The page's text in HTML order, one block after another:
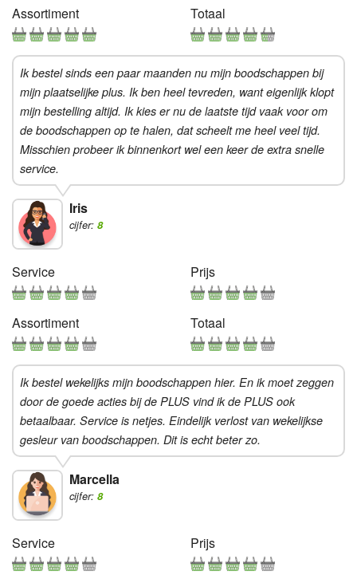
Assortiment Totaal
Ik bestel sinds een paar maanden nu mijn boodschappen bij
mijn plaatselijke plus. Ik ben heel tevreden, want eigenlijk klopt
mijn bestelling altijd. Ik kies er nu de laatste tijd vaak voor om
de boodschappen op te halen, dat scheelt me heel veel tijd.
Misschien probeer ik binnenkort wel een keer de extra snelle
service.
Iris
cijfer: 8
Service Prijs
Assortiment Totaal
Ik bestel wekelijks mijn boodschappen hier. En ik moet zeggen
door de goede acties bij de PLUS vind ik de PLUS ook
betaalbaar. Service is netjes. Eindelijk verlost van wekelijkse
gesleur van boodschappen. Dit is echt beter zo.
Marcella
cijfer: 8
Service Prijs